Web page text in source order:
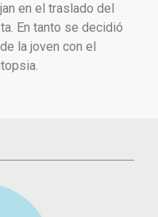
en el traslado del
En tanto se decidió
la joven con el